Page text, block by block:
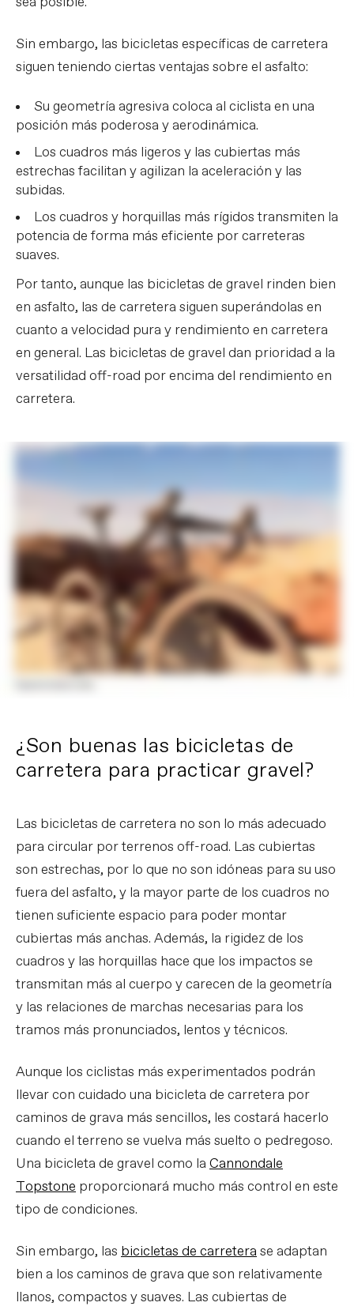
Sin embargo, las bicicletas específicas de carretera
siguen teniendo ciertas ventajas sobre el asfalto:
Su geometría agresiva coloca al ciclista en una
posición más poderosa y aerodinámica.
Los cuadros más ligeros y las cubiertas más
estrechas facilitan y agilizan la aceleración y las
subidas.
Los cuadros y horquillas más rígidos transmiten la
potencia de forma más eficiente por carreteras
suaves.
Por tanto, aunque las bicicletas de gravel rinden bien
en asfalto, las de carretera siguen superándolas en
cuanto a velocidad pura y rendimiento en carretera
en general. Las bicicletas de gravel dan prioridad a la
versatilidad off-road por encima del rendimiento en
carretera.
¿Son buenas las bicicletas de
carretera para practicar gravel?
Las bicicletas de carretera no son lo más adecuado
para circular por terrenos off-road. Las cubiertas
son estrechas, por lo que no son idóneas para su uso
fuera del asfalto, y la mayor parte de los cuadros no
tienen suficiente espacio para poder montar
cubiertas más anchas. Además, la rigidez de los
cuadros y las horquillas hace que los impactos se
transmitan más al cuerpo y carecen de la geometría
y las relaciones de marchas necesarias para los
tramos más pronunciados, lentos y técnicos.
Aunque los ciclistas más experimentados podrán
llevar con cuidado una bicicleta de carretera por
caminos de grava más sencillos, les costará hacerlo
cuando el terreno se vuelva más suelto o pedregoso.
Una bicicleta de gravel como la Cannondale
Topstone proporcionará mucho más control en este
tipo de condiciones.
Sin embargo, las bicicletas de carreterase adaptan
bien a los caminos de grava que son relativamente
llanos, compactos y suaves. Las cubiertas de